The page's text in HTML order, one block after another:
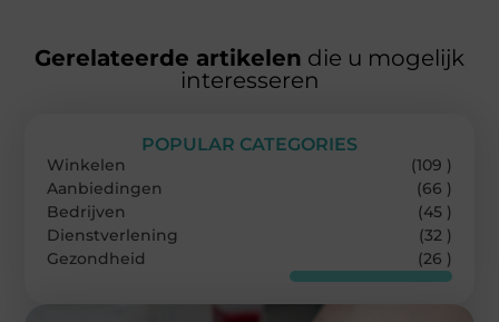
Gerelateerde artikelen die u mogelijk
interesseren
POPULAR CATEGORIES
Winkelen
(109 )
Aanbiedingen
(66 )
Bedrijven
(45 )
Dienstverlening
(32 )
Gezondheid
(26 )